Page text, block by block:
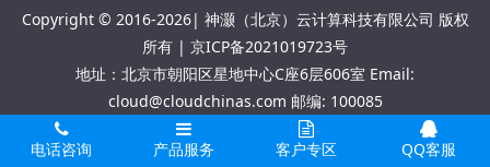
Copyright © 2016-2026| 神灏（北京）云计算科技有限公司 版权
所有 | 京ICP备2021019723号
地址：北京市朝阳区星地中心C座6层606室 Email:
cloud@cloudchinas.com 邮编: 100085
电话咨询 产品服务 客户专区 QQ客服